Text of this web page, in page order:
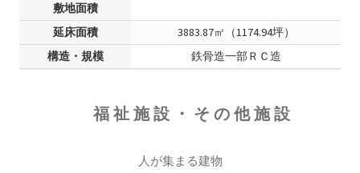
敷地面積
延床面積
3883.87㎡（1174.94坪）
構造・規模
鉄骨造一部ＲＣ造
福祉施設・その他施設
人が集まる建物